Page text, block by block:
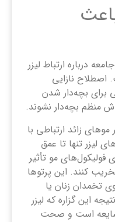
درباره ارتباط لیزر
اصطلاح نازایی
برای بچه‌دار شدن
منظم بچه‌دار نشوند.
زائد ارتباطی با
لیزر تنها تا عمق
مو تأثیر
کنند. این پرتوها
تخمدان زنان یا
این گزاره که لیزر
شایعه است و صحت